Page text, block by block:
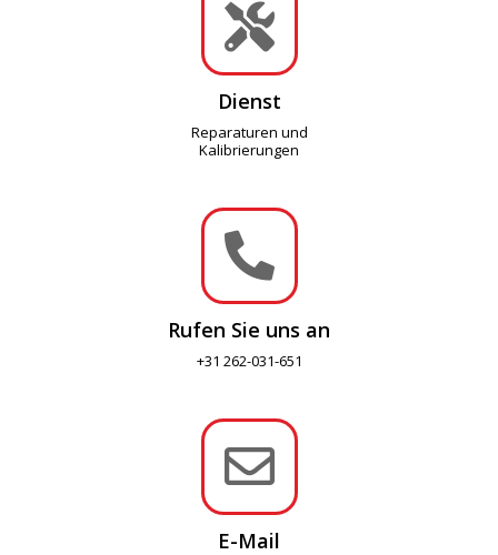

Dienst
Reparaturen und
Kalibrierungen

Rufen Sie uns an
+31 262-031-651

E-Mail